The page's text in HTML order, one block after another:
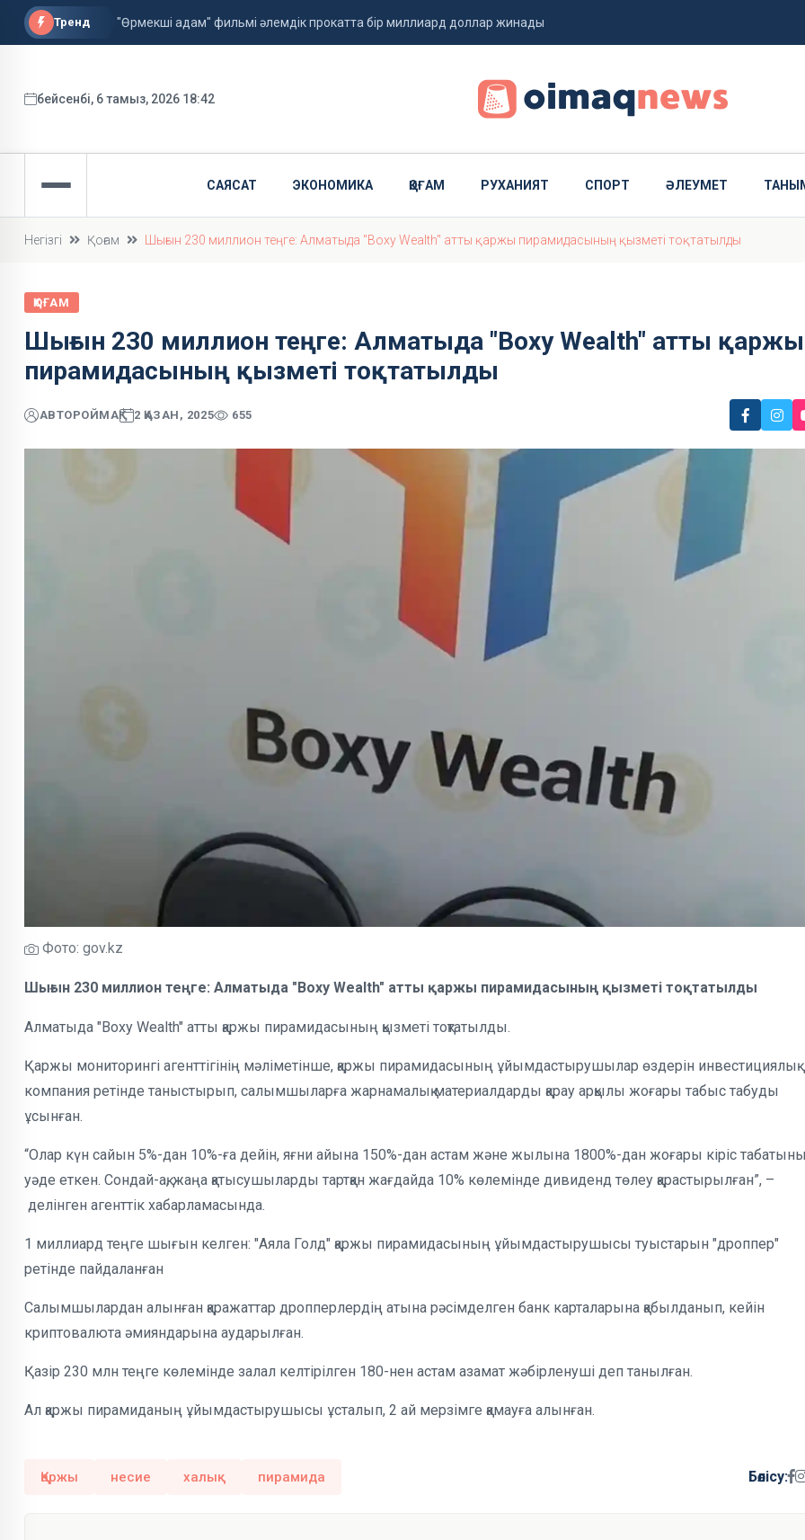
Тренд "Өрмекші адам" фильмі әлемдік прокатта бір миллиард доллар жинады
ФИФА басшысы қызметін сақтап қалды
бейсенбі, 6 тамыз, 2026 18:42
САЯСАТ ЭКОНОМИКА ҚОҒАМ РУХАНИЯТ СПОРТ ӘЛЕУМЕТ
Негізгі Қоғам Шығын 230 миллион теңге: Алматыда "Boxy Wealth" атты қаржы пирамидасының қызметі тоқтатылды
ҚОҒАМ
Шығын 230 миллион теңге: Алматыда "Boxy Wealth" атты қаржы
пирамидасының қызметі тоқтатылды
АВТОРОЙМАҚ 2 ҚАЗАН, 2025 655
Фото: gov.kz
Шығын 230 миллион теңге: Алматыда "Boxy Wealth" атты қаржы пирамидасының қызметі тоқтатылды
Алматыда "Boxy Wealth" атты қаржы пирамидасының қызметі тоқтатылды.
Қаржы мониторингі агенттігінің мәліметінше, қаржы пирамидасының ұйымдастырушылар өздерін инвестициялық
компания ретінде таныстырып, салымшыларға жарнамалық материалдарды қарау арқылы жоғары табыс табуды
ұсынған.
“Олар күн сайын 5%-дан 10%-ға дейін, яғни айына 150%-дан астам және жылына 1800%-дан жоғары кіріс
уәде еткен. Сондай-ақ, жаңа қатысушыларды тартқан жағдайда 10% көлемінде дивиденд төлеу қарастырылған”, –
делінген агенттік хабарламасында.
1 миллиард теңге шығын келген: "Аяла Голд" қаржы пирамидасының ұйымдастырушысы туыстарын "дроппер"
ретінде пайдаланған
Салымшылардан алынған қаражаттар дропперлердің атына рәсімделген банк карталарына қабылданып, кейін
криптовалюта әмияндарына аударылған.
Қазір 230 млн теңге көлемінде залал келтірілген 180-нен астам азамат жәбірленуші деп танылған.
Ал қаржы пирамиданың ұйымдастырушысы ұсталып, 2 ай мерзімге қамауға алынған.
Қаржы несие халық пирамида Бөлісу: